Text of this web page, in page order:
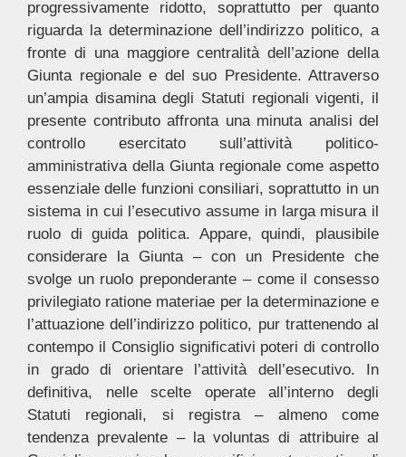
progressivamente ridotto, soprattutto per quanto
riguarda la determinazione dell’indirizzo politico, a
fronte di una maggiore centralità dell’azione della
Giunta regionale e del suo Presidente. Attraverso
un’ampia disamina degli Statuti regionali vigenti, il
presente contributo affronta una minuta analisi del
controllo esercitato sull’attività politico-
amministrativa della Giunta regionale come aspetto
essenziale delle funzioni consiliari, soprattutto in un
sistema in cui l’esecutivo assume in larga misura il
ruolo di guida politica. Appare, quindi, plausibile
considerare la Giunta – con un Presidente che
svolge un ruolo preponderante – come il consesso
privilegiato ratione materiae per la determinazione e
l’attuazione dell’indirizzo politico, pur trattenendo al
contempo il Consiglio significativi poteri di controllo
in grado di orientare l’attività dell’esecutivo. In
definitiva, nelle scelte operate all’interno degli
Statuti regionali, si registra – almeno come
tendenza prevalente – la voluntas di attribuire al